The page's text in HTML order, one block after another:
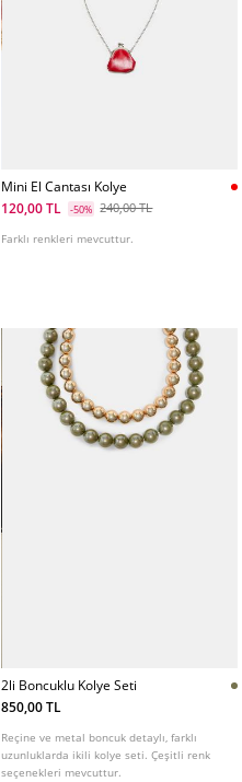
Mini El Cantası Kolye
120,00 TL
-50% 240,00 TL
Farklı renkleri mevcuttur.
2li Boncuklu Kolye Seti
850,00 TL
Reçine ve metal boncuk detaylı, farklı
uzunluklarda ikili kolye seti. Çeşitli renk
seçenekleri mevcuttur.